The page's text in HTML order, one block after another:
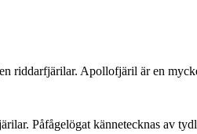
riddarfjärilar. Apollofjäril är en
Påfågelögat kännetecknas av